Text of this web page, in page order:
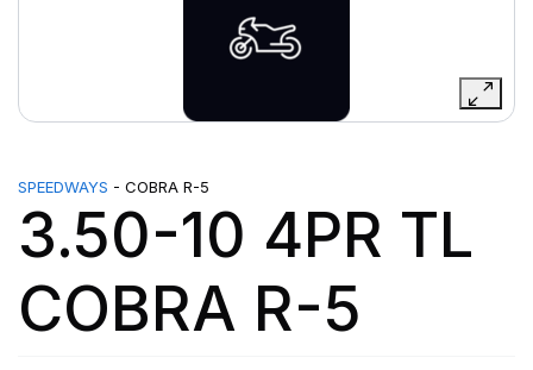
SPEEDWAYS - COBRA R-5
3.50-10 4PR TL
COBRA R-5